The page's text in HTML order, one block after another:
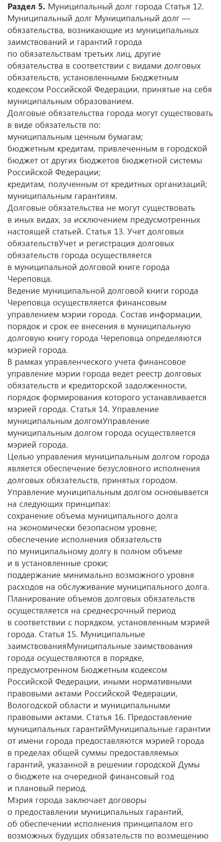
Раздел 5. Муниципальный долг города Статья 12.
Муниципальный долг Муниципальный долг —
обязательства, возникающие из муниципальных
заимствований и гарантий города
по обязательствам третьих лиц, другие
обязательства в соответствии с видами долговых
обязательств, установленными Бюджетным
кодексом Российской Федерации, принятые на себя
муниципальным образованием.
Долговые обязательства города могут существовать
в виде обязательств по:
муниципальным ценным бумагам;
бюджетным кредитам, привлеченным в городской
бюджет от других бюджетов бюджетной системы
Российской Федерации;
кредитам, полученным от кредитных организаций;
муниципальным гарантиям.
Долговые обязательства не могут существовать
в иных видах, за исключением предусмотренных
настоящей статьей. Статья 13. Учет долговых
обязательствУчет и регистрация долговых
обязательств города осуществляется
в муниципальной долговой книге города
Череповца.
Ведение муниципальной долговой книги города
Череповца осуществляется финансовым
управлением мэрии города. Состав информации,
порядок и срок ее внесения в муниципальную
долговую книгу города Череповца определяются
мэрией города.
В рамках управленческого учета финансовое
управление мэрии города ведет реестр долговых
обязательств и кредиторской задолженности,
порядок формирования которого устанавливается
мэрией города. Статья 14. Управление
муниципальным долгомУправление
муниципальным долгом города осуществляется
мэрией города.
Целью управления муниципальным долгом города
является обеспечение безусловного исполнения
долговых обязательств, принятых городом.
Управление муниципальным долгом основывается
на следующих принципах:
сохранение объема муниципального долга
на экономически безопасном уровне;
обеспечение исполнения обязательств
по муниципальному долгу в полном объеме
и в установленные сроки;
поддержание минимально возможного уровня
расходов на обслуживание муниципального долга.
Планирование объемов долговых обязательств
осуществляется на среднесрочный период
в соответствии с порядком, установленным мэрией
города. Статья 15. Муниципальные
заимствованияМуниципальные заимствования
города осуществляются в порядке,
предусмотренном Бюджетным кодексом
Российской Федерации, иными нормативными
правовыми актами Российской Федерации,
Вологодской области и муниципальными
правовыми актами. Статья 16. Предоставление
муниципальных гарантийМуниципальные гарантии
от имени города предоставляются мэрией города
в пределах общей суммы предоставляемых
гарантий, указанной в решении городской Думы
о бюджете на очередной финансовый год
и плановый период.
Мэрия города заключает договоры
о предоставлении муниципальных гарантий,
об обеспечении исполнения принципалом его
возможных будущих обязательств по возмещению